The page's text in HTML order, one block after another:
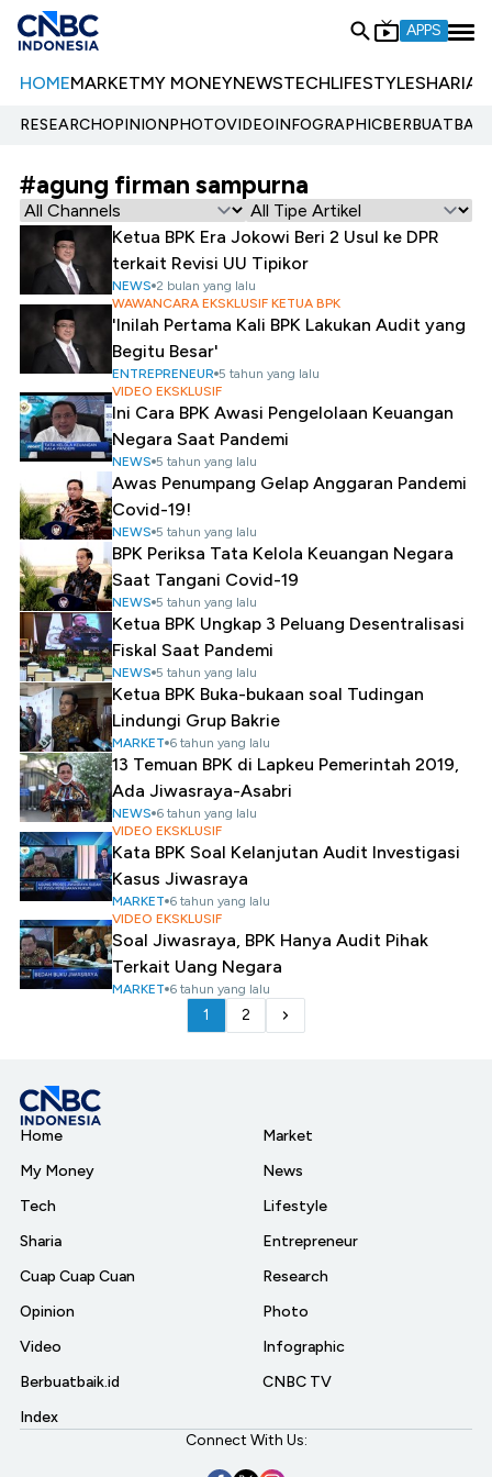
APPS
HOMEMARKETMY MONEYNEWSTECHLIFESTYLESHARIA
RESEARCHOPINIONPHOTOVIDEOINFOGRAPHIC
#agung firman sampurna
Ketua BPK Era Jokowi Beri 2 Usul ke DPR
terkait Revisi UU Tipikor
NEWS 2 bulan yang lalu
WAWANCARA EKSKLUSIF KETUA BPK
'Inilah Pertama Kali BPK Lakukan Audit yang
Begitu Besar'
ENTREPRENEUR 5 tahun yang lalu
VIDEO EKSKLUSIF
Ini Cara BPK Awasi Pengelolaan Keuangan
Negara Saat Pandemi
NEWS 5 tahun yang lalu
Awas Penumpang Gelap Anggaran Pandemi
Covid-19!
NEWS 5 tahun yang lalu
BPK Periksa Tata Kelola Keuangan Negara
Saat Tangani Covid-19
NEWS 5 tahun yang lalu
Ketua BPK Ungkap 3 Peluang Desentralisasi
Fiskal Saat Pandemi
NEWS 5 tahun yang lalu
Ketua BPK Buka-bukaan soal Tudingan
Lindungi Grup Bakrie
MARKET 6 tahun yang lalu
13 Temuan BPK di Lapkeu Pemerintah 2019,
Ada Jiwasraya-Asabri
NEWS 6 tahun yang lalu
VIDEO EKSKLUSIF
Kata BPK Soal Kelanjutan Audit Investigasi
Kasus Jiwasraya
MARKET 6 tahun yang lalu
VIDEO EKSKLUSIF
Soal Jiwasraya, BPK Hanya Audit Pihak
Terkait Uang Negara
MARKET 6 tahun yang lalu
1 2
Home
My Money
Tech
Sharia
Cuap Cuap Cuan
Opinion
Video
Berbuatbaik.id
Index
Market
News
Lifestyle
Entrepreneur
Research
Photo
Infographic
CNBC TV
Connect With Us: